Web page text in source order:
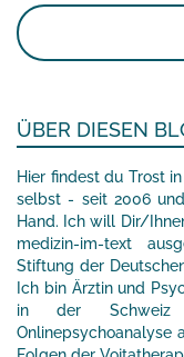
Suchen
nach:
ÜBER DIESEN
Hier findest du Trost
selbst - seit 2006
Hand. Ich will Dir/
medizin-im-text
Stiftung der
Ich bin Ärztin und
in der Schweiz
Onlinepsychoanalyse